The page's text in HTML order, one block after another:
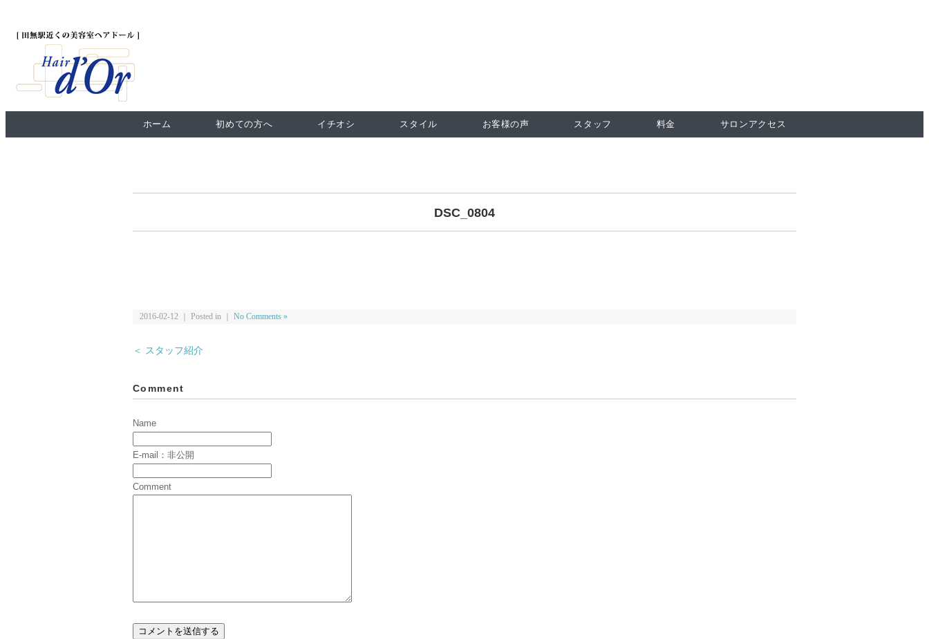
ホーム 初めての方へ イチオシ スタイル お客様の声 スタッフ 料金 サロンアクセス
DSC_0804
2016-02-12 ｜ Posted in ｜ No Comments »
＜ スタッフ紹介
Comment
Name
E-mail：非公開
Comment